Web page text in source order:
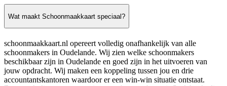
Wat maakt Schoonmaakkaart speciaal?
schoonmaakkaart.nl opereert volledig onafhankelijk van alle
schoonmakers in Oudelande. Wij zien welke schoonmakers
beschikbaar zijn in Oudelande en goed zijn in het uitvoeren van
jouw opdracht. Wij maken een koppeling tussen jou en drie
accountantskantoren waardoor er een win-win situatie ontstaat.